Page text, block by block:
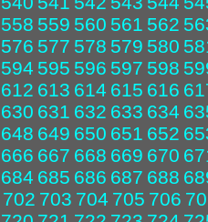
558 559 560 561 562
576 577 578 579 580
594 595 596 597 598
612 613 614 615 616
630 631 632 633 634
648 649 650 651 652
666 667 668 669 670
684 685 686 687 688
702 703 704 705 706